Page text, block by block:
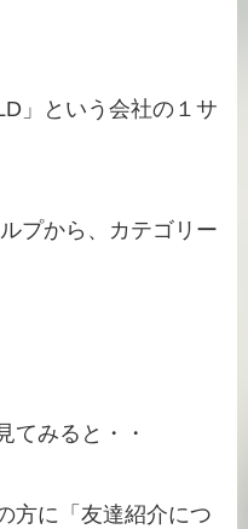
」という会社の１サ
プから、カテゴリー
てみると・・
方に「友達紹介につ